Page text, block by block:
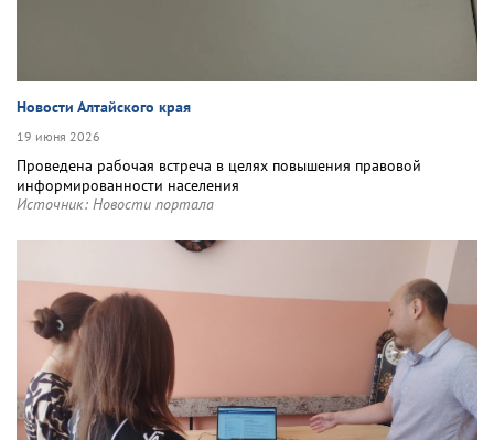
Новости Алтайского края
19 июня 2026
Проведена рабочая встреча в целях повышения правовой
информированности населения
Источник: Новости портала